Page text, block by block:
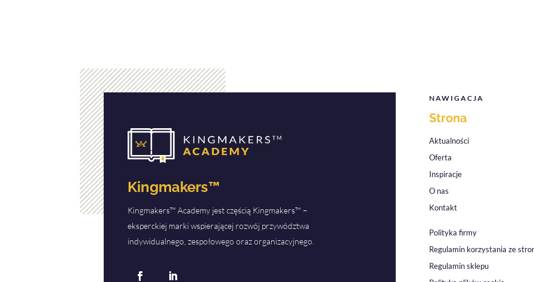
Kingmakers™
Kingmakers™ Academy jest częścią Kingmakers™ –
eksperckiej marki wspierającej rozwój przywództwa
indywidualnego, zespołowego oraz organizacyjnego.
NAWIGACJA
Strona
Aktualności
Oferta
Inspiracje
O nas
Kontakt
Polityka firmy
Regulamin korzystania ze
Regulamin sklepu